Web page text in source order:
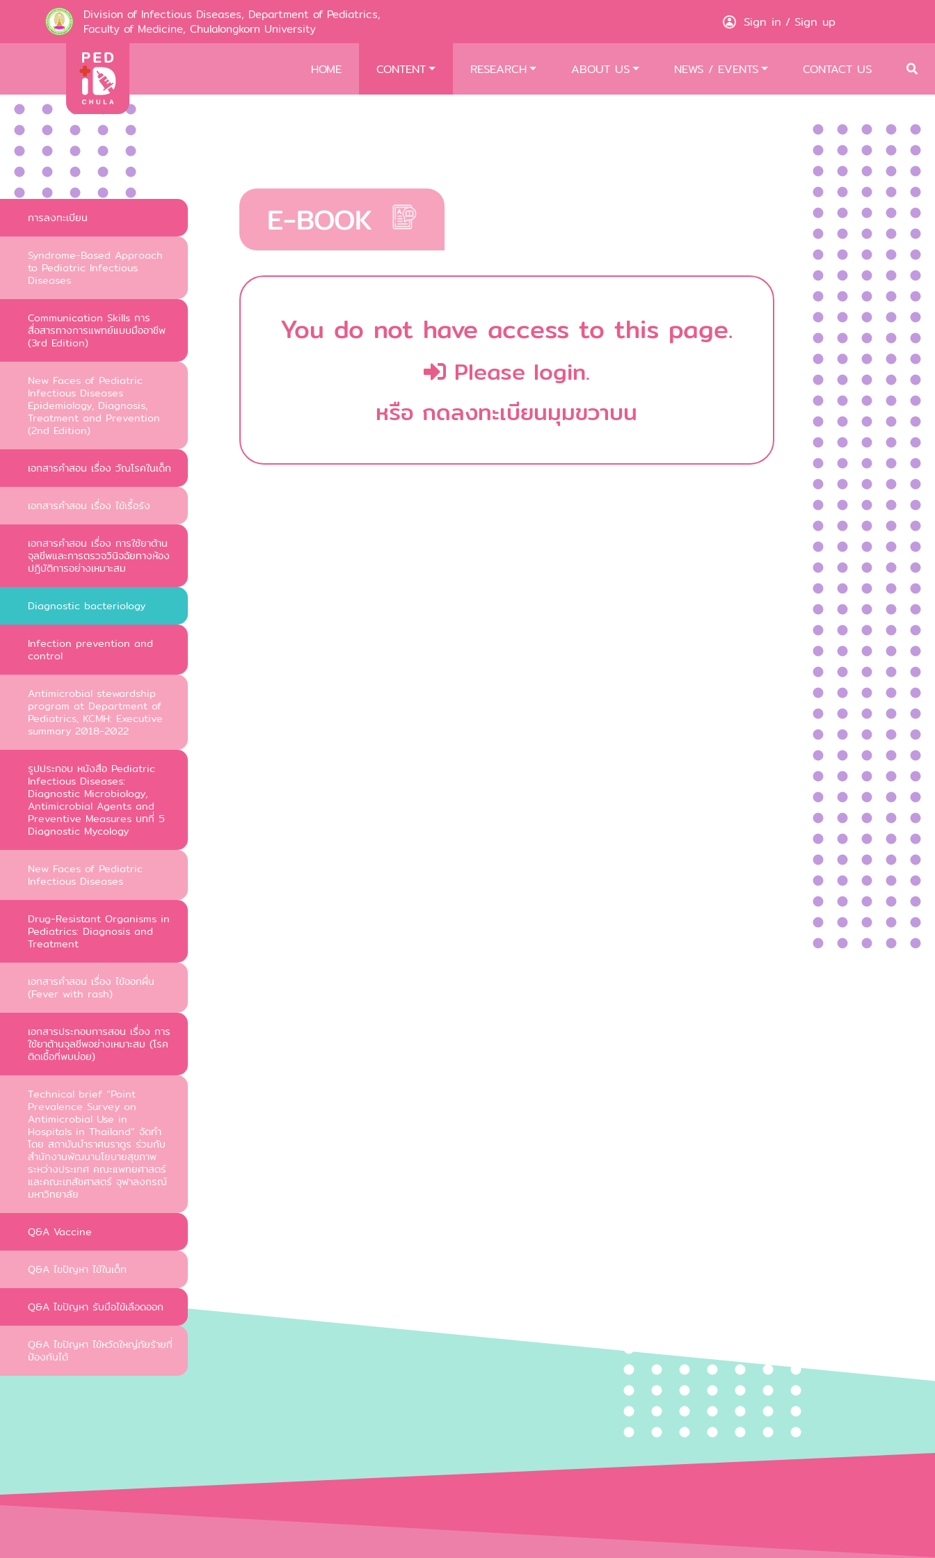
Division of Infectious Diseases, Department of Pediatrics,
Faculty of Medicine, Chulalongkorn University
Sign in / Sign up
HOME CONTENT RESEARCH ABOUT US NEWS / EVENTS CONTACT US
การลงทะเบียน
Syndrome-Based Approach
to Pediatric Infectious
Diseases
Communication Skills การ
สื่อสารทางการแพทย์แบบมืออาชีพ
(3rd Edition)
New Faces of Pediatric
Infectious Diseases
Epidemiology, Diagnosis,
Treatment and Prevention
(2nd Edition)
เอกสารคำสอน เรื่อง วัณโรคในเด็ก
เอกสารคำสอน เรื่อง ไข้เรื้อรัง
เอกสารคำสอน เรื่อง การใช้ยาต้าน
จุลชีพและการตรวจวินิจฉัยทางห้อง
ปฏิบัติการอย่างเหมาะสม
Diagnostic bacteriology
Infection prevention and
control
Antimicrobial stewardship
program at Department of
Pediatrics, KCMH: Executive
summary 2018-2022
รูปประกอบ หนังสือ Pediatric
Infectious Diseases:
Diagnostic Microbiology,
Antimicrobial Agents and
Preventive Measures บทที่ 5
Diagnostic Mycology
New Faces of Pediatric
Infectious Diseases
Drug-Resistant Organisms in
Pediatrics: Diagnosis and
Treatment
เอกสารคำสอน เรื่อง ไข้ออกผื่น
(Fever with rash)
เอกสารประกอบการสอน เรื่อง การ
ใช้ยาต้านจุลชีพอย่างเหมาะสม (โรค
ติดเชื้อที่พบบ่อย)
Technical brief “Point
Prevalence Survey on
Antimicrobial Use in
Hospitals in Thailand” จัดทำ
โดย สถาบันบำราศนราดูร ร่วมกับ
สำนักงานพัฒนานโยบายสุขภาพ
ระหว่างประเทศ คณะแพทยศาสตร์
และคณะเภสัชศาสตร์ จุฬาลงกรณ์
มหาวิทยาลัย
Q&A Vaccine
Q&A ไขปัญหา ไข้ในเด็ก
Q&A ไขปัญหา รับมือไข้เลือดออก
Q&A ไขปัญหา ไข้หวัดใหญ่ภัยร้ายที่
ป้องกันได้
E-BOOK
You do not have access to this page.
Please login.
หรือ กดลงทะเบียนมุมขวาบน